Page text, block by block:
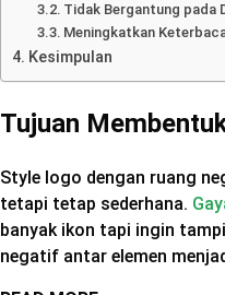
Tidak Bergantung pada
Meningkatkan
Kesimpulan
Tujuan
Style logo dengan ruang
tetapi tetap sederhana.
banyak ikon tapi ingin
negatif antar elemen